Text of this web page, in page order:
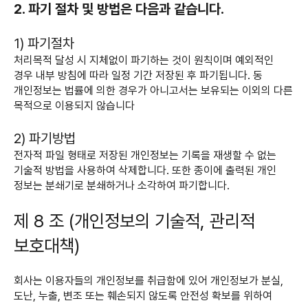
2. 파기 절차 및 방법은 다음과 같습니다.
1) 파기절차
처리목적 달성 시 지체없이 파기하는 것이 원칙이며 예외적인
경우 내부 방침에 따라 일정 기간 저장된 후 파기됩니다. 동
개인정보는 법률에 의한 경우가 아니고서는 보유되는 이외의 다른
목적으로 이용되지 않습니다
2) 파기방법
전자적 파일 형태로 저장된 개인정보는 기록을 재생할 수 없는
기술적 방법을 사용하여 삭제합니다. 또한 종이에 출력된 개인
정보는 분쇄기로 분쇄하거나 소각하여 파기합니다.
제 8 조 (개인정보의 기술적, 관리적
보호대책)
회사는 이용자들의 개인정보를 취급함에 있어 개인정보가 분실,
도난, 누출, 변조 또는 훼손되지 않도록 안전성 확보를 위하여